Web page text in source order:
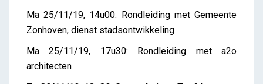
Ma 25/11/19, 14u00: Rondleiding met Gemeente
Zonhoven, dienst stadsontwikkeling
Ma 25/11/19, 17u30: Rondleiding met a2o
architecten